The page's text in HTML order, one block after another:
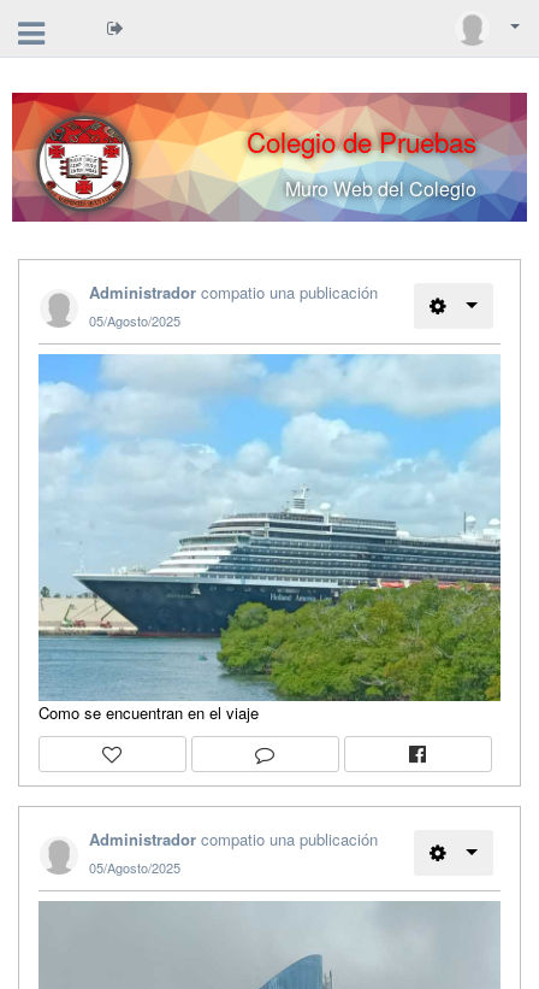
Colegio de Pruebas
Muro Web del Colegio
Administrador compatio una publicación
05/Agosto/2025
Como se encuentran en el viaje
Administrador compatio una publicación
05/Agosto/2025